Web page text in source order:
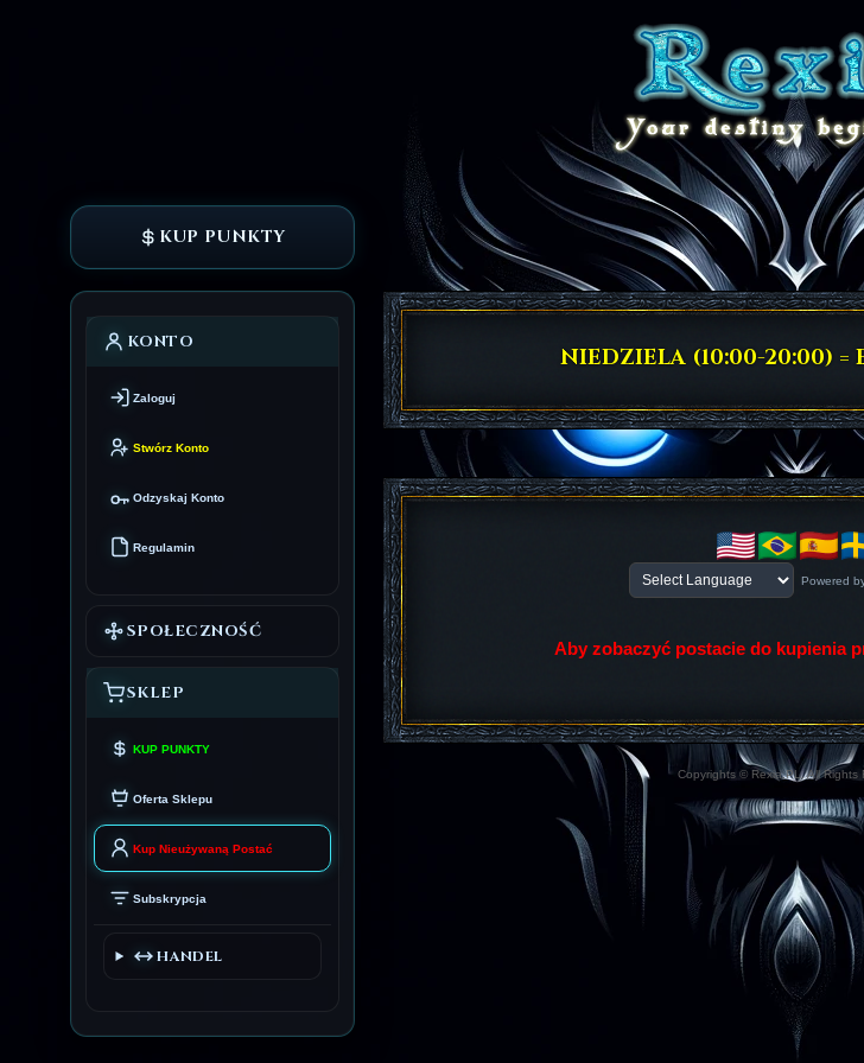
KUP PUNKTY
KONTO
Zaloguj
Stwórz Konto
Odzyskaj Konto
Regulamin
SPOŁECZNOŚĆ
SKLEP
KUP PUNKTY
Oferta Sklepu
Kup Nieużywaną Postać
Subskrypcja
HANDEL
NIEDZIELA (10:00-20:00) =
Powered
Aby zobaczyć postacie do kupienia
Copyrights © Rexia.PL. All Rights